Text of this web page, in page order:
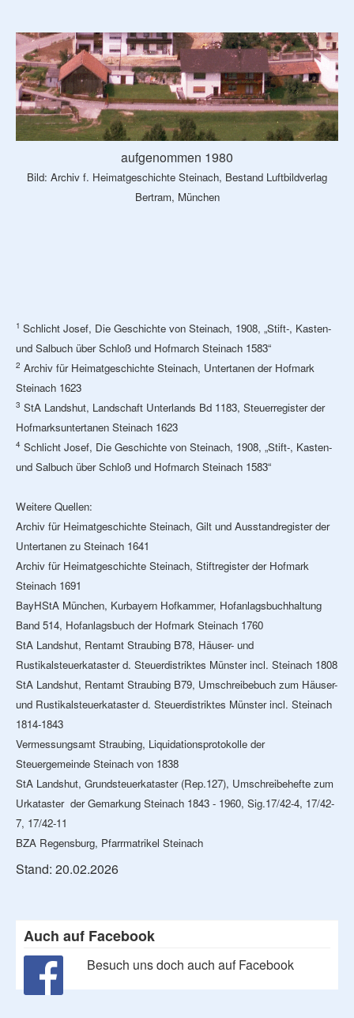
aufgenommen 1980
Bild: Archiv f. Heimatgeschichte Steinach, Bestand Luftbildverlag
Bertram, München
1 Schlicht Josef, Die Geschichte von Steinach, 1908, „Stift-, Kasten-
und Salbuch über Schloß und Hofmarch Steinach 1583“
2 Archiv für Heimatgeschichte Steinach, Untertanen der Hofmark
Steinach 1623
3 StA Landshut, Landschaft Unterlands Bd 1183, Steuerregister der
Hofmarksuntertanen Steinach 1623
4 Schlicht Josef, Die Geschichte von Steinach, 1908, „Stift-, Kasten-
und Salbuch über Schloß und Hofmarch Steinach 1583“
Weitere Quellen:
Archiv für Heimatgeschichte Steinach, Gilt und Ausstandregister der
Untertanen zu Steinach 1641
Archiv für Heimatgeschichte Steinach, Stiftregister der Hofmark
Steinach 1691
BayHStA München, Kurbayern Hofkammer, Hofanlagsbuchhaltung
Band 514, Hofanlagsbuch der Hofmark Steinach 1760
StA Landshut, Rentamt Straubing B78, Häuser- und
Rustikalsteuerkataster d. Steuerdistriktes Münster incl. Steinach 1808
StA Landshut, Rentamt Straubing B79, Umschreibebuch zum Häuser-
und Rustikalsteuerkataster d. Steuerdistriktes Münster incl. Steinach
1814-1843
Vermessungsamt Straubing, Liquidationsprotokolle der
Steuergemeinde Steinach von 1838
StA Landshut, Grundsteuerkataster (Rep.127), Umschreibehefte zum
Urkataster der Gemarkung Steinach 1843 - 1960, Sig.17/42-4, 17/42-
7, 17/42-11
BZA Regensburg, Pfarrmatrikel Steinach
Stand: 20.02.2026
Auch auf Facebook
Besuch uns doch auch auf Facebook